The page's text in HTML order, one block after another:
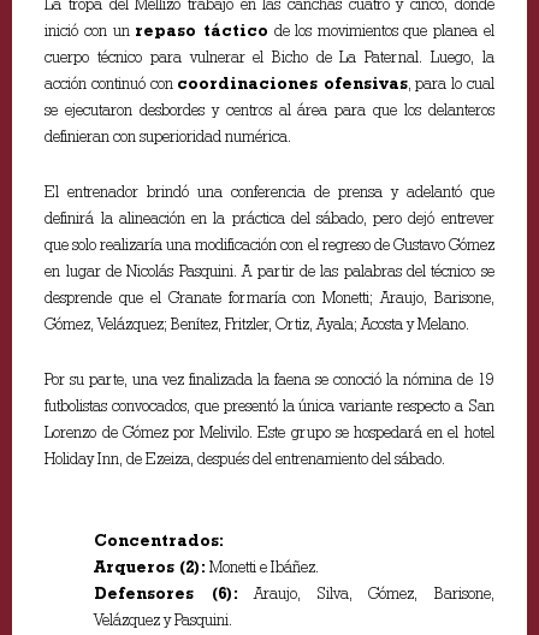
La tropa del Mellizo trabajó en las canchas cuatro y cinco, donde
inició con un repaso táctico de los movimientos que planea el
cuerpo técnico para vulnerar el Bicho de La Paternal. Luego, la
acción continuó con coordinaciones ofensivas, para lo cual
se ejecutaron desbordes y centros al área para que los delanteros
definieran con superioridad numérica.
El entrenador brindó una conferencia de prensa y adelantó que
definirá la alineación en la práctica del sábado, pero dejó entrever
que solo realizaría una modificación con el regreso de Gustavo Gómez
en lugar de Nicolás Pasquini. A partir de las palabras del técnico se
desprende que el Granate formaría con Monetti; Araujo, Barisone,
Gómez, Velázquez; Benítez, Fritzler, Ortiz, Ayala; Acosta y Melano.
Por su parte, una vez finalizada la faena se conoció la nómina de 19
futbolistas convocados, que presentó la única variante respecto a San
Lorenzo de Gómez por Melivilo. Este grupo se hospedará en el hotel
Holiday Inn, de Ezeiza, después del entrenamiento del sábado.
Concentrados:
Arqueros (2): Monetti e Ibáñez.
Defensores (6): Araujo, Silva, Gómez, Barisone,
Velázquez y Pasquini.